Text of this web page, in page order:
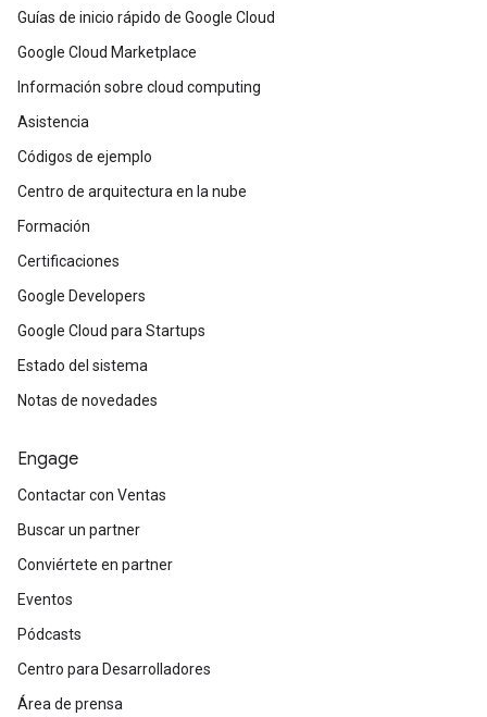
Guías de inicio rápido de Google Cloud
Google Cloud Marketplace
Información sobre cloud computing
Asistencia
Códigos de ejemplo
Centro de arquitectura en la nube
Formación
Certificaciones
Google Developers
Google Cloud para Startups
Estado del sistema
Notas de novedades
Engage
Contactar con Ventas
Buscar un partner
Conviértete en partner
Eventos
Pódcasts
Centro para Desarrolladores
Área de prensa